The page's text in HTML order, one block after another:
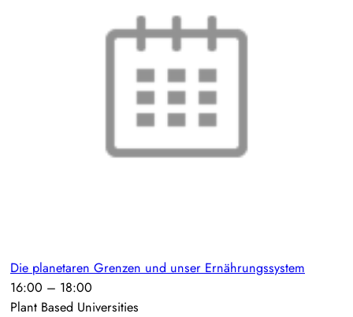
Die planetaren Grenzen und unser Ernährungssystem
16:00 – 18:00
Plant Based Universities